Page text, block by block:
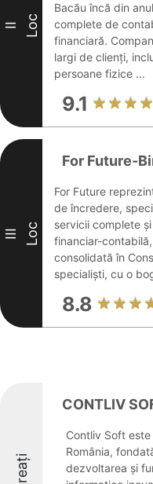
II Loc
Bacău încă din
complete de
financiară.
largi de clienți,
persoane fizice ...
9.1
III Loc
For Future-
For Future
de încredere,
servicii complete
financiar-
consolidată în
specialiști, cu o
8.8
CONTLIV
Contliv Soft
România,
dezvoltarea și